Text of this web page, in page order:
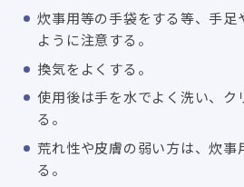
炊事用等の手袋をする等、手足
ように注意する。
換気をよくする。
使用後は手を水でよく洗い、ク
る。
荒れ性や皮膚の弱い方は、炊事
る。